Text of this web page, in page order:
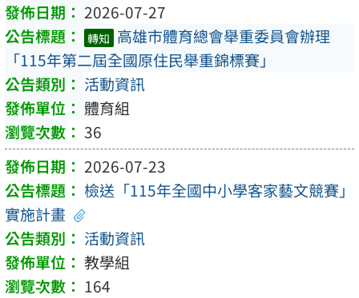
2026-07-27
轉知 高雄市體育總會舉重委員會辦理
「115年第二屆全國原住民舉重錦標賽」
活動資訊
體育組
36
2026-07-23
檢送「115年全國中小學客家藝文競賽」
實施計畫
活動資訊
教學組
164